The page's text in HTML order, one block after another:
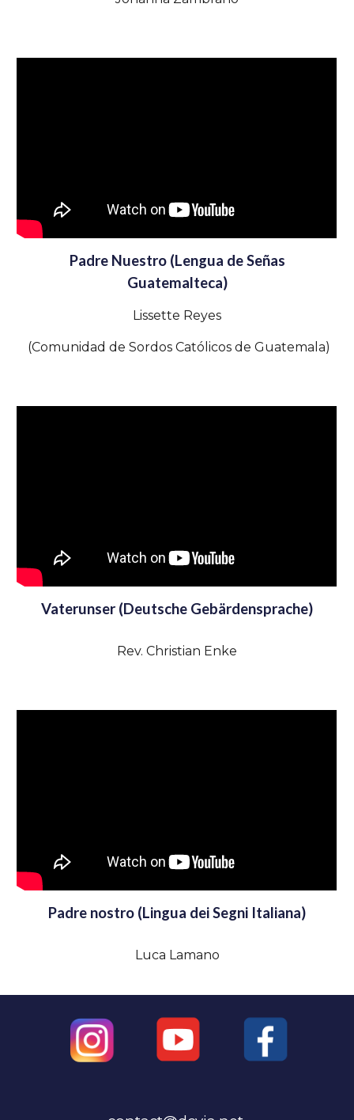
Padre Nuestro (Lengua de Señas
Guatemalteca)
Lissette Reyes
(Comunidad de Sordos Católicos de Guatemala)
Vaterunser (Deutsche Gebärdensprache)
Rev. Christian Enke
Padre nostro (Lingua dei Segni Italiana)
Luca Lamano